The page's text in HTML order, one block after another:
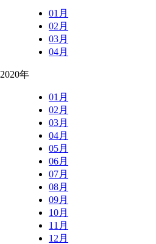
01月
02月
03月
04月
2020年
01月
02月
03月
04月
05月
06月
07月
08月
09月
10月
11月
12月